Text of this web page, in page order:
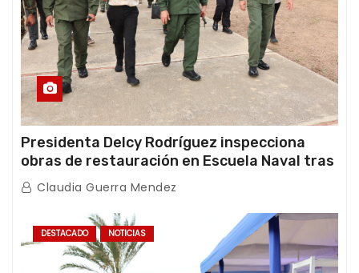
Presidenta Delcy Rodríguez inspecciona
obras de restauración en Escuela Naval tras
afectaciones sísmicas en La Guaira
Claudia Guerra Mendez
DESTACADO NOTICIAS